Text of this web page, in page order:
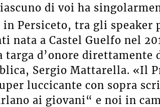
di voi ha
in Persiceto, tra gli speaker
nata a Castel Guelfo nel
d’onore direttamente
Sergio Mattarella. «Il
luccicante con sopra
ai giovani“ e noi in